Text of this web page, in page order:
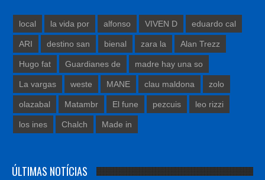
local la vida por alfonso VIVEN D eduardo cal
ARI destino san bienal zara la Alan Trezz
Hugo fat Guardianes de madre hay una so
La vargas weste MANE clau maldona zolo
olazabal Matambr El fune pezcuis leo rizzi
los ines Chalch Made in
ÚLTIMAS NOTÍCIAS